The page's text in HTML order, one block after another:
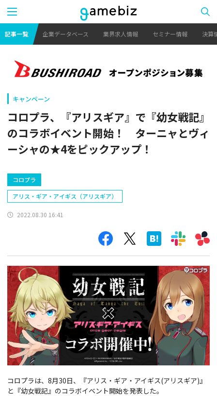
記事一覧 企業データベース 業界求人情報 セミナー情報 決算
キャンペーン
コロプラ、『アリスギア』で『幼女戦記』
のコラボイベント開始！ ターニャとヴィ
ーシャの★4をピックアップ！
コロプラ
アリス・ギア・アイギス（アリスギア）
2022.08.30 16:41
コロプラは、8月30日、『アリス・ギア・アイギス(アリスギア)』
と『幼女戦記』のコラボイベント開始を発表した。